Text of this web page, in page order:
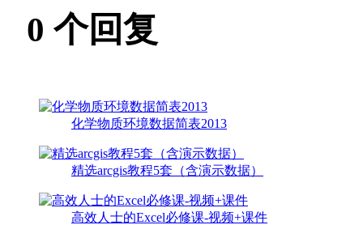
0 个回复
化学物质环境数据简表2013
精选arcgis教程5套（含演示数据）
高效人士的Excel必修课-视频+课件